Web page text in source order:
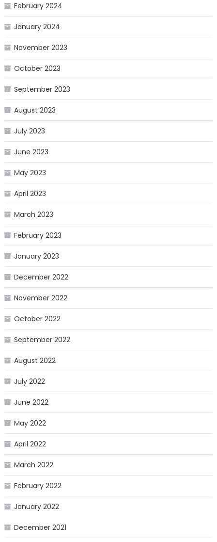
February 2024
January 2024
November 2023
October 2023
September 2023
August 2023
July 2023
June 2023
May 2023
April 2023
March 2023
February 2023
January 2023
December 2022
November 2022
October 2022
September 2022
August 2022
July 2022
June 2022
May 2022
April 2022
March 2022
February 2022
January 2022
December 2021